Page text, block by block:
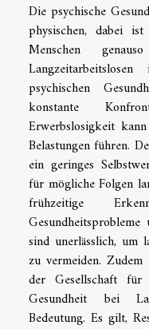
Die psychische
physischen, dabei
Menschen
psychischen
konstante
Erwerbslosigkeit
Belastungen führen.
ein geringes
für mögliche Folgen
frühzeitige
sind unerlässlich, um
zu vermeiden.
der Gesellschaft für
Gesundheit bei
Bedeutung. Es gilt,